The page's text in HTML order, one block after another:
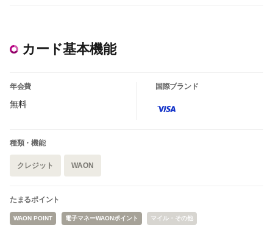
カード基本機能
年会費
無料
国際ブランド
種類・機能
クレジット WAON
たまるポイント
WAON POINT 電子マネーWAONポイント マイル・その他